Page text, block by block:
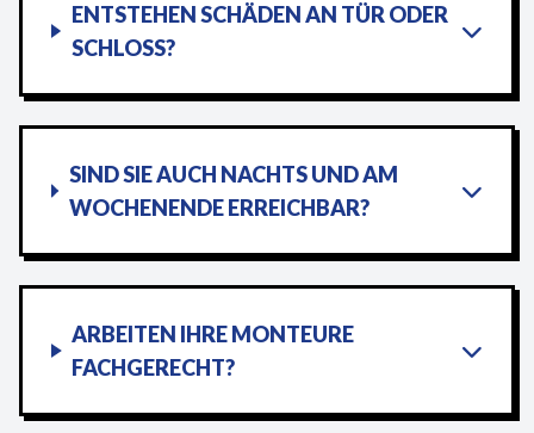
ENTSTEHEN SCHÄDEN AN TÜR ODER
SCHLOSS?
SIND SIE AUCH NACHTS UND AM
WOCHENENDE ERREICHBAR?
ARBEITEN IHRE MONTEURE
FACHGERECHT?